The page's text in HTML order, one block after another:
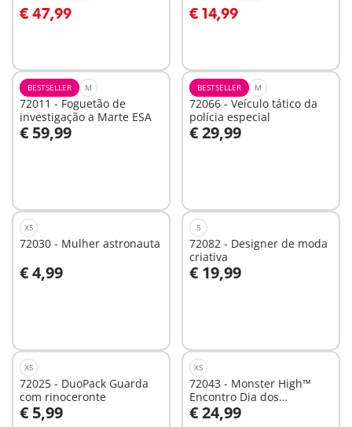
€ 47,99 € 14,99
BESTSELLER M
72011 - Foguetão de
investigação a Marte ESA
€ 59,99
Ao carrinho
BESTSELLER M
72066 - Veículo tático da
polícia especial
€ 29,99
Ao carrinho
XS
72030 - Mulher astronauta
€ 4,99
Ao carrinho
S
72082 - Designer de moda
criativa
€ 19,99
Ao carrinho
XS
72025 - DuoPack Guarda
com rinoceronte
€ 5,99
Ao carrinho
XS
72043 - Monster High™
Encontro Dia dos
Namorados
€ 24,99
Ao carrinho